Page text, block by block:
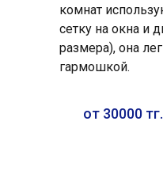
комнат
сетку на окна и
размера), она
гармошкой.
от 30000 тг.